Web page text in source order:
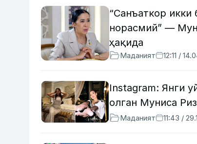
“Санъаткор
норасмий” —
ҳақида
Маданият 12:11 /
Instagram: Янги
олган Муниса
Маданият 11:43 /